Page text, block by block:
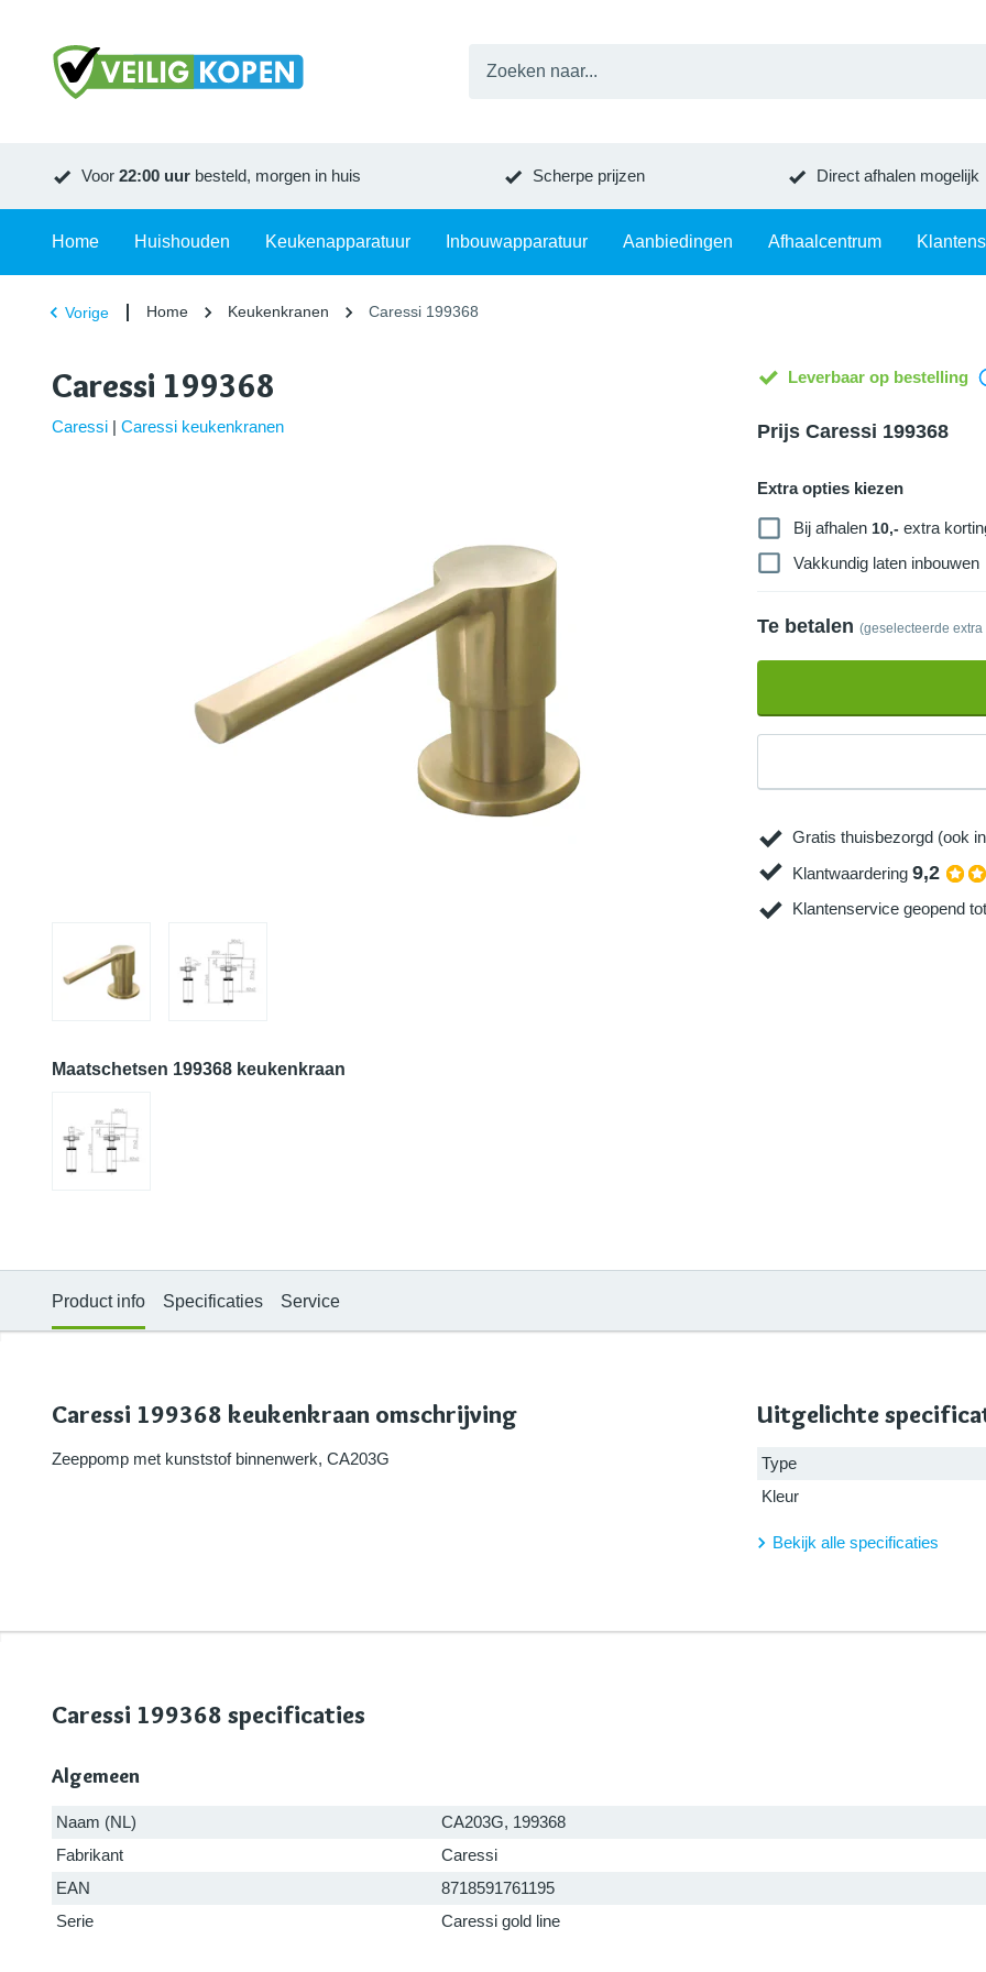
Voor 22:00 uur besteld, morgen in huis Scherpe prijzen Direct afhalen mogelijk
Home Huishouden Keukenapparatuur Inbouwapparatuur Aanbiedingen Afhaalcentrum
Vorige Home Keukenkranen Caressi 199368
Caressi 199368
Caressi | Caressi keukenkranen
Maatschetsen 199368 keukenkraan
Leverbaar op bestelling
Prijs Caressi 199368
Extra opties kiezen
Bij afhalen 10,-extra
Vakkundig laten inbouwen
Te betalen (geselecteerde
Gratis thuisbezorgd (ook
Klantwaardering 9,2
Klantenservice geopend
Product info Specificaties Service
Caressi 199368 keukenkraan omschrijving
Zeeppomp met kunststof binnenwerk, CA203G
Uitgelichte
Type
Kleur
Bekijk alle specificaties
Caressi 199368 specificaties
Algemeen
Naam (NL)
CA203G, 199368
Fabrikant
Caressi
EAN
8718591761195
Serie
Caressi gold line